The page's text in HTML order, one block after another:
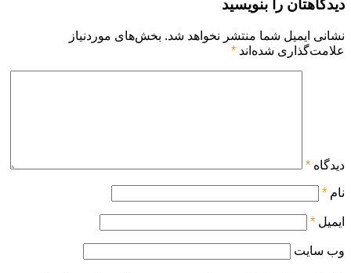
دیدگاهتان را بنویسید
نشانی ایمیل شما منتشر نخواهد شد. بخش‌های موردنیاز
علامت‌گذاری شده‌اند *
دیدگاه *
نام *
ایمیل *
وب‌ سایت